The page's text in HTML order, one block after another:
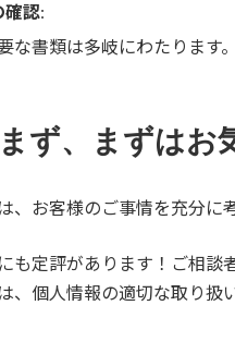
確認:
な書類は多岐にわたります
ず、まずはお
、お客様のご事情を充分に
も定評があります！ご相談
、個人情報の適切な取り